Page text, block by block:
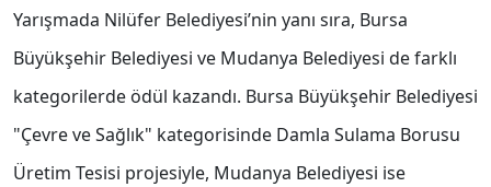
Yarışmada Nilüfer Belediyesi’nin yanı sıra, Bursa
Büyükşehir Belediyesi ve Mudanya Belediyesi de farklı
kategorilerde ödül kazandı. Bursa Büyükşehir Belediyesi
"Çevre ve Sağlık" kategorisinde Damla Sulama Borusu
Üretim Tesisi projesiyle, Mudanya Belediyesi ise